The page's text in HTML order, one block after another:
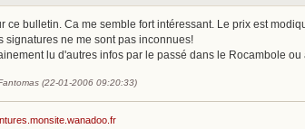
ce bulletin. Ca me semble fort intéressant. Le prix est
signatures ne me sont pas inconnues!
lu d'autres infos par le passé dans le Rocambole ou
(22-01-2006 09:20:33)